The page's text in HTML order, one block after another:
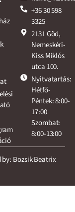
+36 30 598
3325
2131 Göd,
Nemeskéri-
Kiss Miklós
utca 100.
Nyitvatartás:
Hétfő-
Péntek: 8:00-
17:00
Szombat:
8:00-13:00
by: Bozsik Beatrix